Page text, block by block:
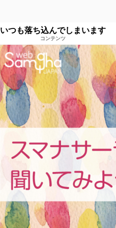
いつも落ち込んでしまいます
コンテンツ